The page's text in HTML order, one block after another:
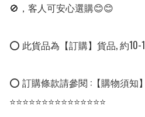
🚫，客人可安心選購😊😊
⭕ 此貨品為【訂購】貨品, 約10-
⭕ 訂購條款請參閱 :【購物須知
⭐⭐⭐⭐⭐⭐⭐⭐⭐⭐⭐⭐⭐⭐⭐